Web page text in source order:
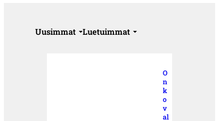
Uusimmat Luetuimmat
O
n
k
o
v
al